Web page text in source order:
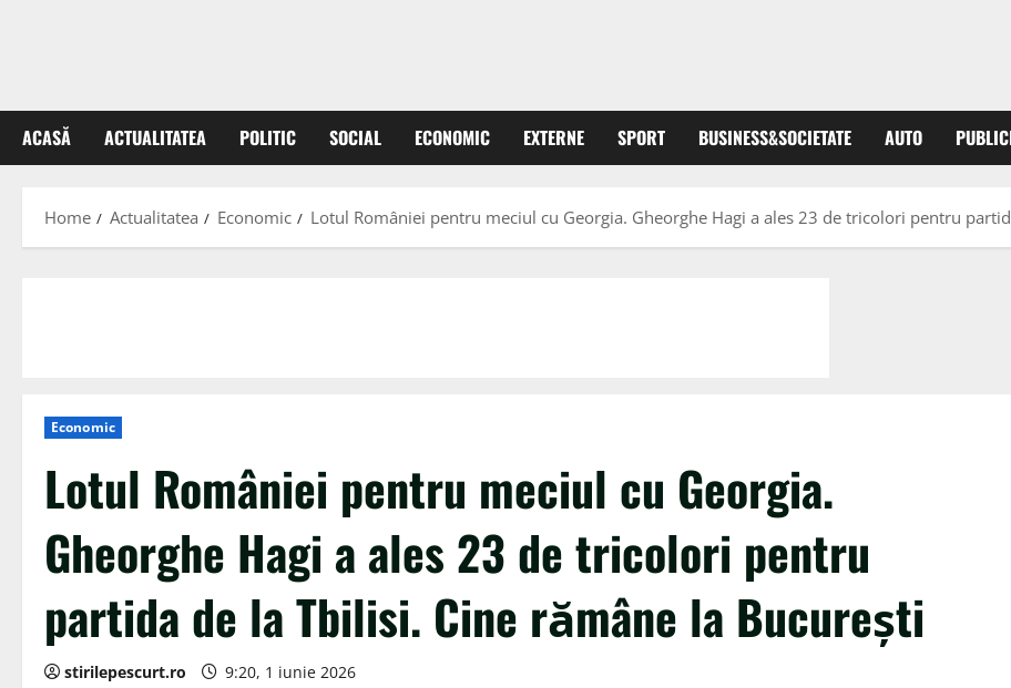
ACASĂ ACTUALITATEA POLITIC SOCIAL ECONOMIC EXTERNE SPORT BUSINESS&SOCIETATE AUTO
Home Actualitatea Economic Lotul României pentru meciul cu Georgia. Gheorghe Hagi a ales 23 de tricolori pentru
Economic
Lotul României pentru meciul cu Georgia.
Gheorghe Hagi a ales 23 de tricolori pentru
partida de la Tbilisi. Cine rămâne la Bucureşti
stirilepescurt.ro 9:20, 1 iunie 2026